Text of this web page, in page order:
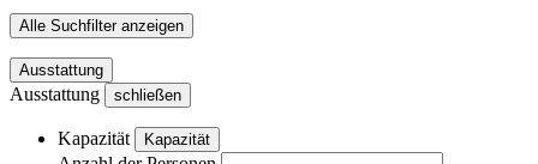
Alle Suchfilter anzeigen
Ausstattung
Ausstattung schließen
Kapazität Kapazität